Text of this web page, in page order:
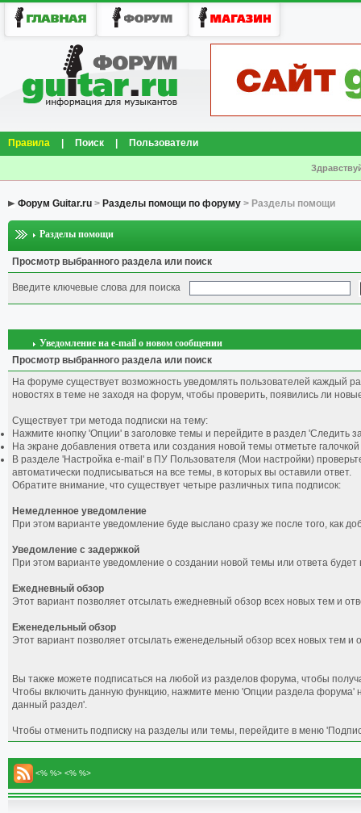
Правила Поиск Пользователи
Форум Guitar.ru > Разделы помощи по форуму > Разделы помощи
Разделы помощи
Просмотр выбранного раздела или поиск
Введите ключевые слова для поиска
Уведомление на е-mail о новом сообщении
Просмотр выбранного раздела или поиск
На форуме существует возможность уведомлять пользователей каждый
новостях в теме не заходя на форум, чтобы проверить, появились ли
Существует три метода подписки на тему:
Нажмите кнопку 'Опции' в заголовке темы и перейдите в раздел 'Следить
На экране добавления ответа или создания новой темы отметьте
В разделе 'Настройка е-mail' в ПУ Пользователя (Мои настройки)
автоматически подписываться на все темы, в которых вы оставили ответ.
Обратите внимание, что существует четыре различных типа подписок:
Немедленное уведомление
При этом варианте уведомление буде выслано сразу же после того, как
Уведомление с задержкой
При этом варианте уведомление о создании новой темы или ответа
Ежедневный обзор
Этот вариант позволяет отсылать ежедневный обзор всех новых тем и
Еженедельный обзор
Этот вариант позволяет отсылать еженедельный обзор всех новых тем и
Вы также можете подписаться на любой из разделов форума, чтобы
Чтобы включить данную функцию, нажмите меню 'Опции раздела форума'
данный раздел'.
Чтобы отменить подписку на разделы или темы, перейдите в меню
<% %> <% %>